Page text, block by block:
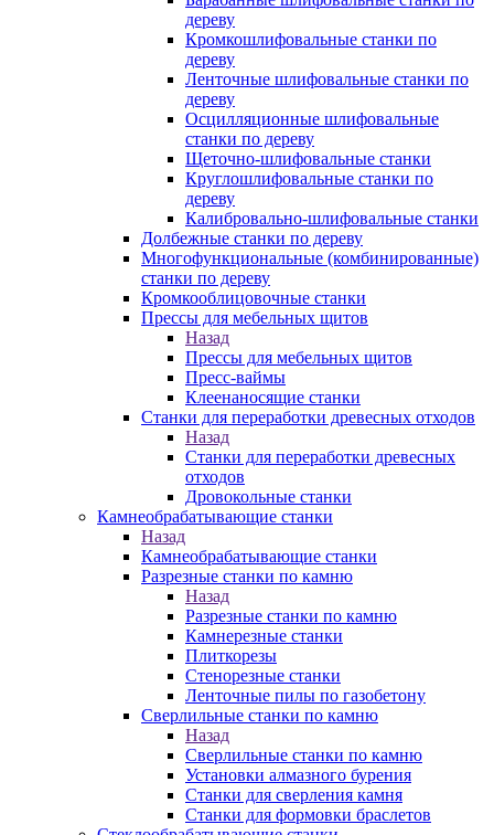
дереву
Кромкошлифовальные станки по
дереву
Ленточные шлифовальные станки по
дереву
Осцилляционные шлифовальные
станки по дереву
Щеточно-шлифовальные станки
Круглошлифовальные станки по
дереву
Калибровально-шлифовальные станки
Долбежные станки по дереву
Многофункциональные (комбинированные)
станки по дереву
Кромкооблицовочные станки
Прессы для мебельных щитов
Назад
Прессы для мебельных щитов
Пресс-ваймы
Клеенаносящие станки
Станки для переработки древесных отходов
Назад
Станки для переработки древесных
отходов
Дровокольные станки
Камнеобрабатывающие станки
Назад
Камнеобрабатывающие станки
Разрезные станки по камню
Назад
Разрезные станки по камню
Камнерезные станки
Плиткорезы
Стенорезные станки
Ленточные пилы по газобетону
Сверлильные станки по камню
Назад
Сверлильные станки по камню
Установки алмазного бурения
Станки для сверления камня
Станки для формовки браслетов